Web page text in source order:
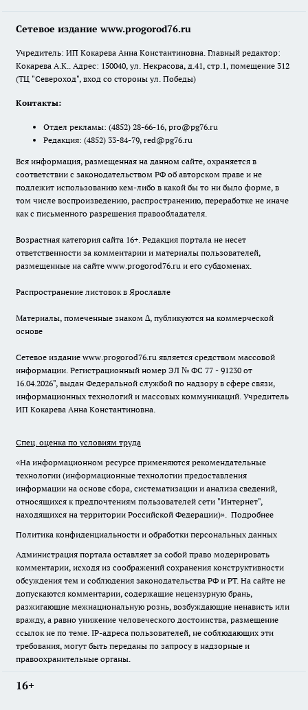
Сетевое издание www.progorod76.ru
Учредитель: ИП Кокарева Анна Константиновна. Главный редактор:
Кокарева А.К.. Адрес: 150040, ул. Некрасова, д.41, стр.1, помещение 312
(ТЦ "Североход", вход со стороны ул. Победы)
Контакты:
Отдел рекламы: (4852) 28-66-16, pro@pg76.ru
Редакция: (4852) 33-84-79, red@pg76.ru
Вся информация, размещенная на данном сайте, охраняется в
соответствии с законодательством РФ об авторском праве и не
подлежит использованию кем-либо в какой бы то ни было форме, в
том числе воспроизведению, распространению, переработке не иначе
как с письменного разрешения правообладателя.
Возрастная категория сайта 16+. Редакция портала не несет
ответственности за комментарии и материалы пользователей,
размещенные на сайте www.progorod76.ru и его субдоменах.
Распространение листовок в Ярославле
Материалы, помеченные знаком ∆, публикуются на коммерческой
основе
Сетевое издание www.progorod76.ru является средством массовой
информации. Регистрационный номер ЭЛ № ФС 77 - 91230 от
16.04.2026", выдан Федеральной службой по надзору в сфере связи,
информационных технологий и массовых коммуникаций. Учредитель
ИП Кокарева Анна Константиновна.
Спец. оценка по условиям труда
«На информационном ресурсе применяются рекомендательные
технологии (информационные технологии предоставления
информации на основе сбора, систематизации и анализа сведений,
относящихся к предпочтениям пользователей сети "Интернет",
находящихся на территории Российской Федерации)». Подробнее
Политика конфиденциальности и обработки персональных данных
Администрация портала оставляет за собой право модерировать
комментарии, исходя из соображений сохранения конструктивности
обсуждения тем и соблюдения законодательства РФ и РТ. На сайте не
допускаются комментарии, содержащие нецензурную брань,
разжигающие межнациональную рознь, возбуждающие ненависть или
вражду, а равно унижение человеческого достоинства, размещение
ссылок не по теме. IP-адреса пользователей, не соблюдающих эти
требования, могут быть переданы по запросу в надзорные и
правоохранительные органы.
16+